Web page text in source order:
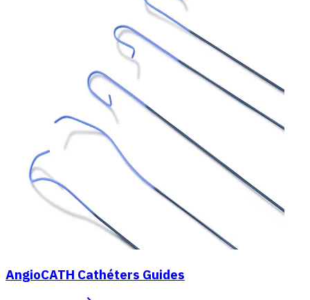
AngioCATH Cathéters Guides